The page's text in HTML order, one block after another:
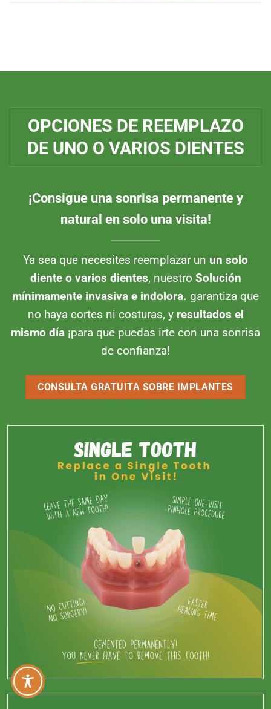
OPCIONES DE REEMPLAZO
DE UNO O VARIOS DIENTES
¡Consigue una sonrisa permanente y
natural en solo una visita!
Ya sea que necesites reemplazar un un solo
diente o varios dientes, nuestro Solución
mínimamente invasiva e indolora. garantiza que
no haya cortes ni costuras, y resultados el
mismo día ¡para que puedas irte con una sonrisa
de confianza!
CONSULTA GRATUITA SOBRE IMPLANTES